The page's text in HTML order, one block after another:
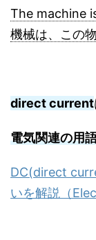
The machine
機械は、この
direct current
電気関連の用
DC(direct
いを解説（